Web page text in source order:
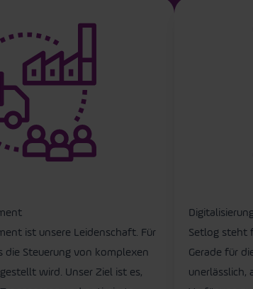
ist unsere Leidenschaft. Für
die Steuerung von komplexen
wird. Unser Ziel ist es,
Digitalisierung
Setlog steht
Gerade für
unerlässlich,